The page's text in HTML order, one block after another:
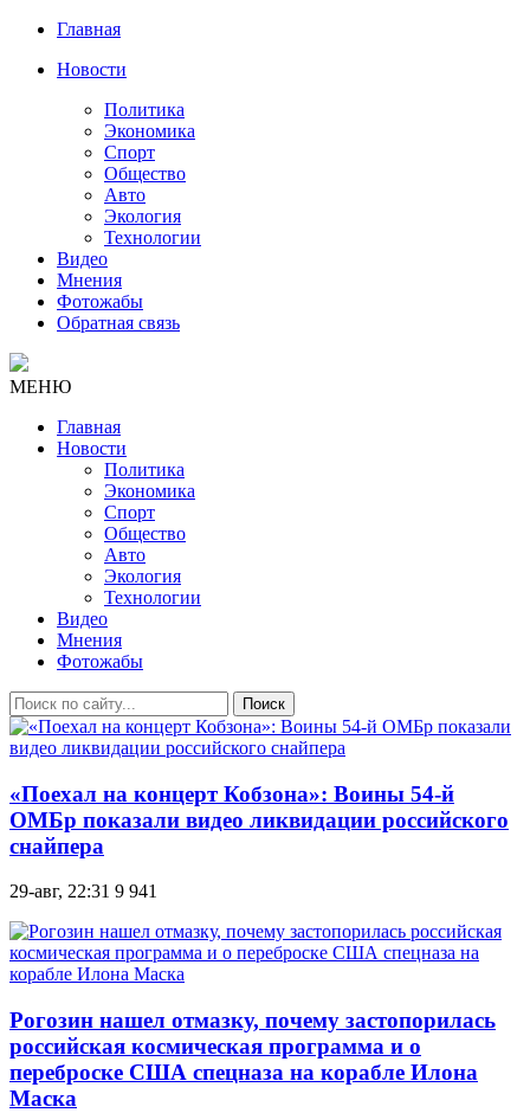
Главная
Новости
Политика
Экономика
Спорт
Общество
Авто
Экология
Технологии
Видео
Мнения
Фотожабы
Обратная связь
МЕНЮ
Главная
Новости
Политика
Экономика
Спорт
Общество
Авто
Экология
Технологии
Видео
Мнения
Фотожабы
Поиск
«Поехал на концерт Кобзона»: Воины 54-й
ОМБр показали видео ликвидации российского
снайпера
29-авг, 22:31 9 941
Рогозин нашел отмазку, почему застопорилась
российская космическая программа и о
переброске США спецназа на корабле Илона
Маска